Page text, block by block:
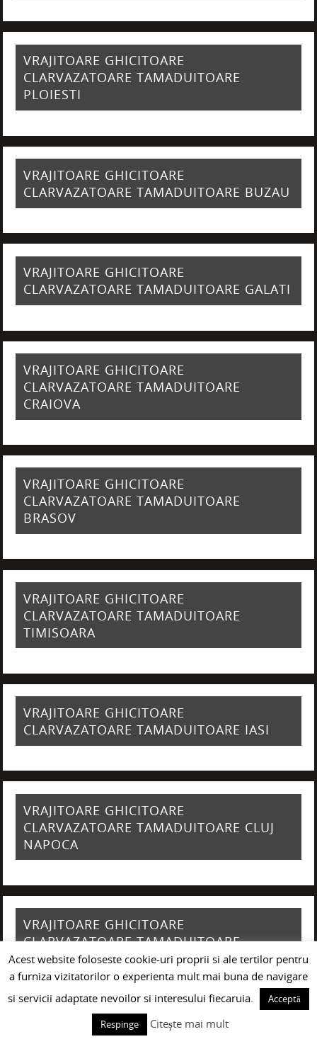
VRAJITOARE GHICITOARE
CLARVAZATOARE TAMADUITOARE
PLOIESTI
VRAJITOARE GHICITOARE
CLARVAZATOARE TAMADUITOARE BUZAU
VRAJITOARE GHICITOARE
CLARVAZATOARE TAMADUITOARE GALATI
VRAJITOARE GHICITOARE
CLARVAZATOARE TAMADUITOARE
CRAIOVA
VRAJITOARE GHICITOARE
CLARVAZATOARE TAMADUITOARE
BRASOV
VRAJITOARE GHICITOARE
CLARVAZATOARE TAMADUITOARE
TIMISOARA
VRAJITOARE GHICITOARE
CLARVAZATOARE TAMADUITOARE IASI
VRAJITOARE GHICITOARE
CLARVAZATOARE TAMADUITOARE CLUJ
NAPOCA
VRAJITOARE GHICITOARE
CLARVAZATOARE TAMADUITOARE
GIURGIU
VRAJITOARE GHICITOARE
Acest website foloseste cookie-uri proprii si ale tertilor pentru
a furniza vizitatorilor o experienta mult mai buna de navigare
si servicii adaptate nevoilor si interesului fiecaruia.
Acceptă
Respinge
Citește mai mult